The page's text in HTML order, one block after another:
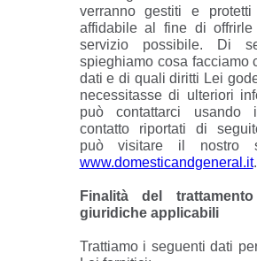
verranno gestiti e
affidabile al fine di
servizio possibile. Di
spieghiamo cosa facciamo
dati e di quali diritti Lei
necessitasse di ulteriori
può contattarci
contatto riportati di
può visitare il nostro
www.domesticandgeneral.it.
Finalità del
giuridiche applicabili
Trattiamo i seguenti dati